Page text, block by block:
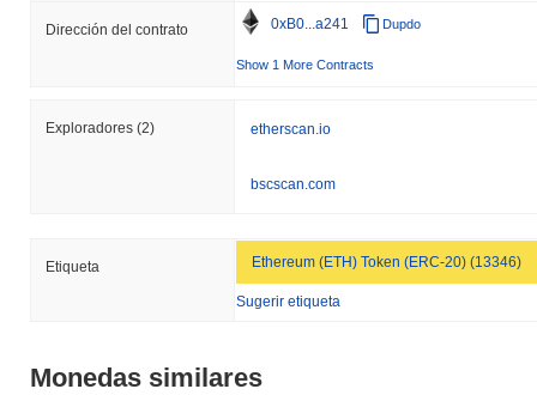
Dirección del contrato 0xB0...a241 Dupdo
Show 1 More Contracts
Exploradores (2) etherscan.io
bscscan.com
Etiqueta Ethereum (ETH) Token (ERC-20) (13346)
Sugerir etiqueta
Monedas similares